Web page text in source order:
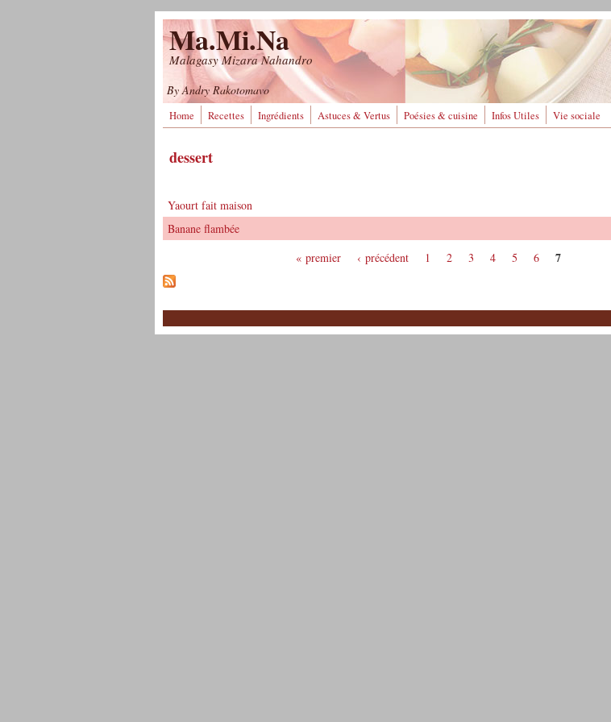
Ma.Mi.Na
Malagasy Mizara Nahandro
By Andry Rakotomavo
Home Recettes Ingrédients Astuces & Vertus Poésies & cuisine Infos Utiles Vie sociale
dessert
Yaourt fait maison
Banane flambée
« premier ‹ précédent 1 2 3 4 5 6 7